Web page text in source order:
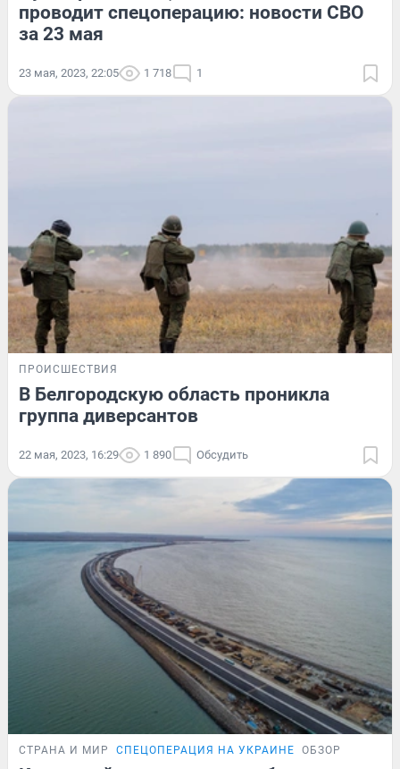
проводит спецоперацию: новости СВО
за 23 мая
23 мая, 2023, 22:05 1 718 1
ПРОИСШЕСТВИЯ
В Белгородскую область проникла
группа диверсантов
22 мая, 2023, 16:29 1 890 Обсудить
СТРАНА И МИР СПЕЦОПЕРАЦИЯ НА УКРАИНЕ ОБЗОР